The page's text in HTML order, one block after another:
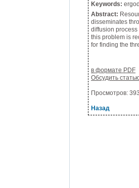
Keywords:
Abstract:
disseminates
diffusion
this problem is
for finding the
в формате PDF
Обсудить
Просмотров:
Назад